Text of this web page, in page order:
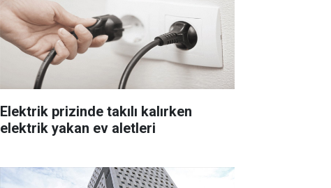
Elektrik prizinde takılı kalırken
elektrik yakan ev aletleri